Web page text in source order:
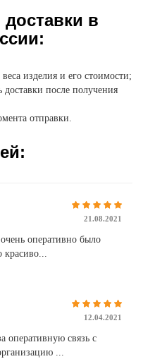
в
изделия и его стоимости;
после получения
отправки.
21.08.2021
оперативно было
красиво...
12.04.2021
оперативную связь с
...